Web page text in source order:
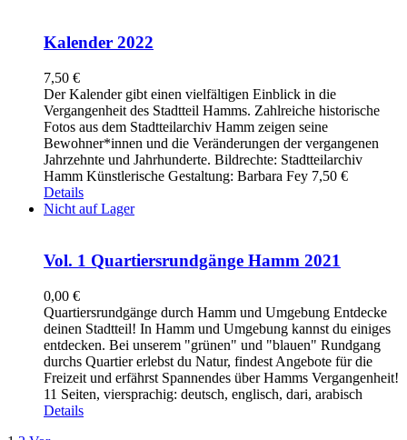
Kalender 2022
7,50 €
Der Kalender gibt einen vielfältigen Einblick in die
Vergangenheit des Stadtteil Hamms. Zahlreiche historische
Fotos aus dem Stadtteilarchiv Hamm zeigen seine
Bewohner*innen und die Veränderungen der vergangenen
Jahrzehnte und Jahrhunderte. Bildrechte: Stadtteilarchiv
Hamm Künstlerische Gestaltung: Barbara Fey 7,50 €
Details
Nicht auf Lager
Vol. 1 Quartiersrundgänge Hamm 2021
0,00 €
Quartiersrundgänge durch Hamm und Umgebung Entdecke
deinen Stadtteil! In Hamm und Umgebung kannst du einiges
entdecken. Bei unserem "grünen" und "blauen" Rundgang
durchs Quartier erlebst du Natur, findest Angebote für die
Freizeit und erfährst Spannendes über Hamms Vergangenheit!
11 Seiten, viersprachig: deutsch, englisch, dari, arabisch
Details